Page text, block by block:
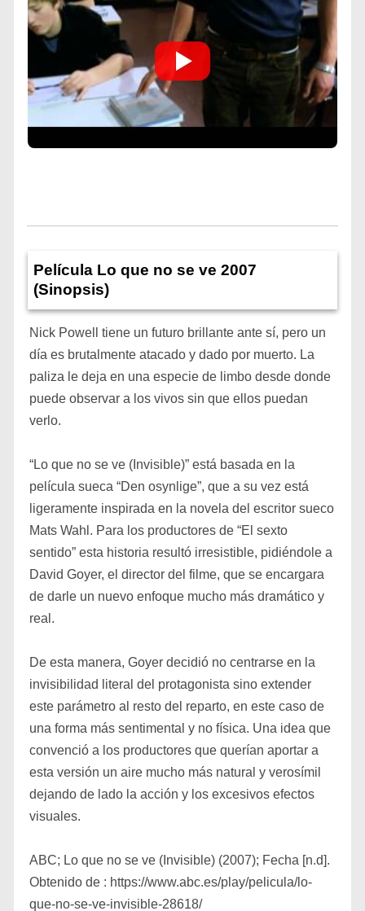
Película Lo que no se ve 2007
(Sinopsis)
Nick Powell tiene un futuro brillante ante sí, pero un
día es brutalmente atacado y dado por muerto. La
paliza le deja en una especie de limbo desde donde
puede observar a los vivos sin que ellos puedan
verlo.
“Lo que no se ve (Invisible)” está basada en la
película sueca “Den osynlige”, que a su vez está
ligeramente inspirada en la novela del escritor sueco
Mats Wahl. Para los productores de “El sexto
sentido” esta historia resultó irresistible, pidiéndole a
David Goyer, el director del filme, que se encargara
de darle un nuevo enfoque mucho más dramático y
real.
De esta manera, Goyer decidió no centrarse en la
invisibilidad literal del protagonista sino extender
este parámetro al resto del reparto, en este caso de
una forma más sentimental y no física. Una idea que
convenció a los productores que querían aportar a
esta versión un aire mucho más natural y verosímil
dejando de lado la acción y los excesivos efectos
visuales.
ABC; Lo que no se ve (Invisible) (2007); Fecha [n.d].
Obtenido de : https://www.abc.es/play/pelicula/lo-
que-no-se-ve-invisible-28618/